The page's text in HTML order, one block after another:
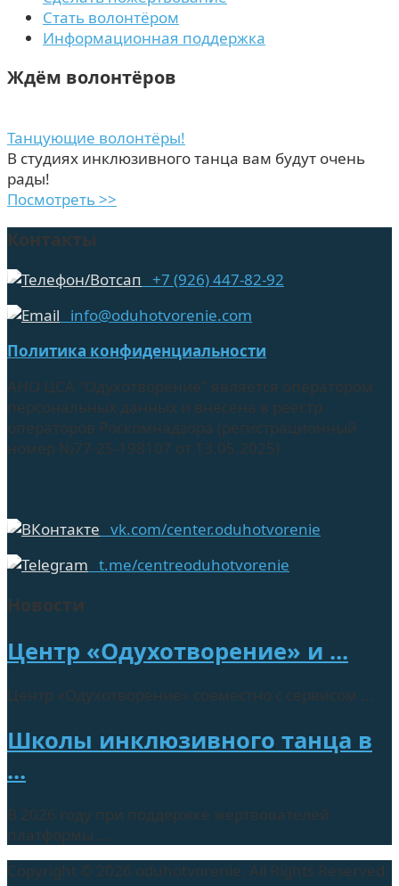
Стать волонтёром
Информационная поддержка
Ждём волонтёров
Танцующие волонтёры!
В студиях инклюзивного танца вам будут очень
рады!
Посмотреть >>
Контакты
+7 (926) 447-82-92
info@oduhotvorenie.com
Политика конфиденциальности
АНО ЦСА "Одухотворение" является оператором
персональных данных и внесена в реестр
операторов Роскомнадзора (регистрационный
номер №77-25-198107 от 13.05.2025)
vk.com/center.oduhotvorenie
t.me/centreoduhotvorenie
Новости
Центр «Одухотворение» и ...
Центр «Одухотворение» совместно с сервисом ...
Школы инклюзивного танца в
...
В 2026 году при поддержке жертвователей
платформы ...
Copyright © 2026 oduhotvorenie. All Rights Reserved.